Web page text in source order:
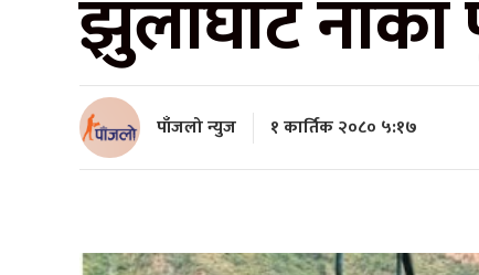
झुलाघाट नाका
पाँजलो न्युज १ कार्तिक २०८० ५:१७